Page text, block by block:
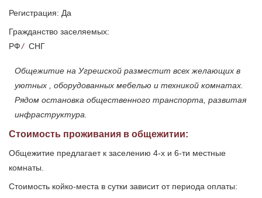
Регистрация: Да
Гражданство заселяемых:
РФ/ СНГ
Общежитие на Угрешской разместит всех желающих в
уютных , оборудованных мебелью и техникой комнатах.
Рядом остановка общественного транспорта, развитая
инфраструктура.
Стоимость проживания в общежитии:
Общежитие предлагает к заселению 4-х и 6-ти местные
комнаты.
Стоимость койко-места в сутки зависит от периода оплаты: